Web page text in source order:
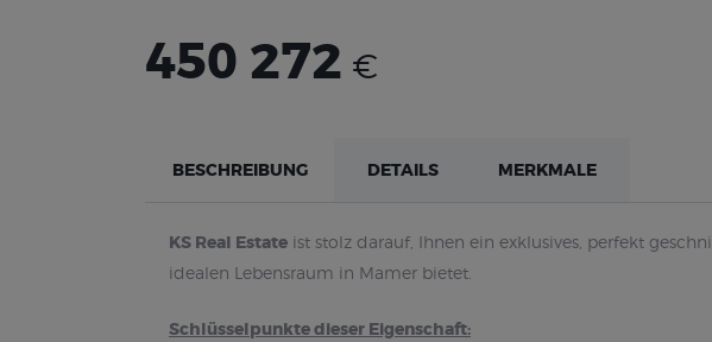
450 272 €
BESCHREIBUNG DETAILS MERKMALE
KS Real Estate ist stolz darauf, Ihnen ein exklusives, perfekt
idealen Lebensraum in Mamer bietet.
Schlüsselpunkte dieser Eigenschaft: